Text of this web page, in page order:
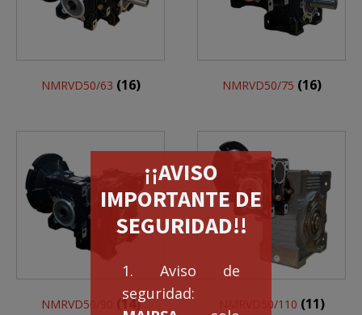
¡¡AVISO
IMPORTANTE DE
SEGURIDAD!!
1. Aviso de
seguridad:
NMRVD50/63 (16) NMRVD50/75 (16)
NMRVD50/90 (14) NMRVD50/110 (11)